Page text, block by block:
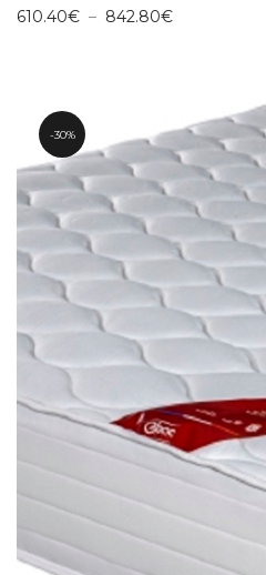
610.40€ – 842.80€Plage
842.80€
30%